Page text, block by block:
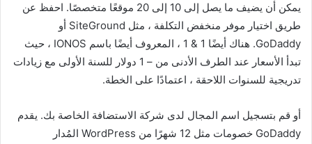
يمكن أن يضيف ما يصل إلى 10 إلى 20 موقعًا متخصصًا. احفظ عن
طريق اختيار موفر منخفض التكلفة ، مثل SiteGround أو
GoDaddy. هناك أيضًا 1 & 1 ، المعروف أيضًا باسم IONOS ، حيث
تبدأ الأسعار عند الطرف الأدنى من – 1 دولار للسنة الأولى مع زيادات
تدريجية للسنوات اللاحقة ، اعتمادًا على الخطة.
أو قم بتسجيل اسم المجال لدى شركة الاستضافة الخاصة بك. يقدم
GoDaddy خصومات مثل 12 شهرًا من WordPress المُدار